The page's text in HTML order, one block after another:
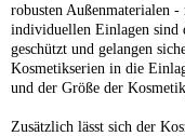
robusten Außenmaterialen
individuellen Einlagen sind
geschützt und gelangen
Kosmetikserien in die
und der Größe der
Zusätzlich lässt sich der